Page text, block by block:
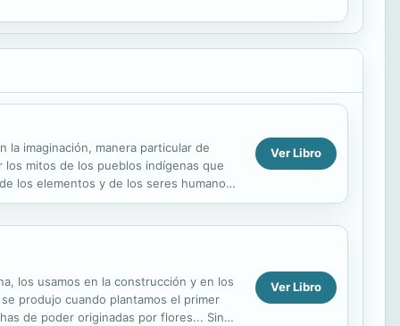
la imaginación, manera particular de
mitos de los pueblos indígenas que
los elementos y de los seres humanos.
Ver Libro
los usamos en la construcción y en los
produjo cuando plantamos el primer
de poder originadas por flores... Sin
Ver Libro